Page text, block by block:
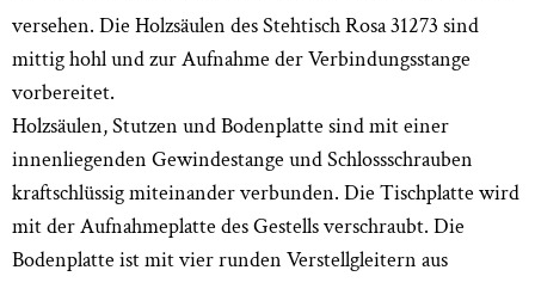
versehen. Die Holzsäulen des Stehtisch Rosa 31273 sind
mittig hohl und zur Aufnahme der Verbindungsstange
vorbereitet.
Holzsäulen, Stutzen und Bodenplatte sind mit einer
innenliegenden Gewindestange und Schlossschrauben
kraftschlüssig miteinander verbunden. Die Tischplatte wird
mit der Aufnahmeplatte des Gestells verschraubt. Die
Bodenplatte ist mit vier runden Verstellgleitern aus